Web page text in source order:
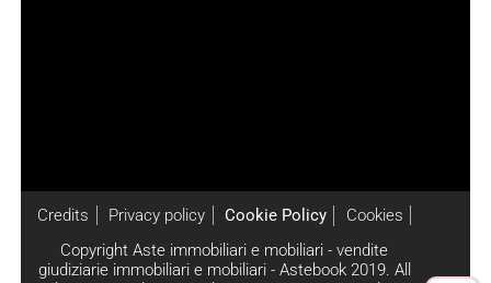
Credits Privacy policy Cookie Policy
Cookies
Copyright Aste immobiliari e mobiliari - vendite
giudiziarie immobiliari e mobiliari - Astebook 2019. All